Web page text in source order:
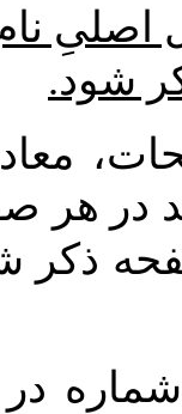
شود.
در هر
ذکر